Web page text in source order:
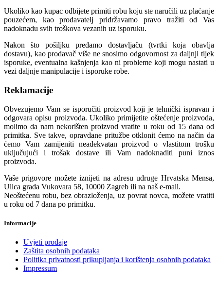
Ukoliko kao kupac odbijete primiti robu koju ste naručili uz plaćanje
pouzećem, kao prodavatelj pridržavamo pravo tražiti od Vas
nadoknadu svih troškova vezanih uz isporuku.
Nakon što pošiljku predamo dostavljaču (tvrtki koja obavlja
dostavu), kao prodavač više ne snosimo odgovornost za daljnji tijek
isporuke, eventualna kašnjenja kao ni probleme koji mogu nastati u
vezi daljnje manipulacije i isporuke robe.
Reklamacije
Obvezujemo Vam se isporučiti proizvod koji je tehnički ispravan i
odgovara opisu proizvoda. Ukoliko primijetite oštećenje proizvoda,
molimo da nam nekorišten proizvod vratite u roku od 15 dana od
primitka. Sve takve, opravdane pritužbe otklonit ćemo na način da
ćemo Vam zamijeniti neadekvatan proizvod o vlastitom trošku
uključujući i trošak dostave ili Vam nadoknaditi puni iznos
proizvoda.
Vaše prigovore možete iznijeti na adresu udruge Hrvatska Mensa,
Ulica grada Vukovara 58, 10000 Zagreb ili na naš e-mail.
Neoštećenu robu, bez obrazloženja, uz povrat novca, možete vratiti
u roku od 7 dana po primitku.
Informacije
Uvjeti prodaje
Zaštita osobnih podataka
Politika privatnosti prikupljanja i korištenja osobnih podataka
Impressum